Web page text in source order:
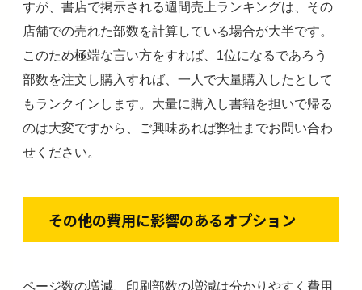
すが、書店で掲示される週間売上ランキングは、その
店舗での売れた部数を計算している場合が大半です。
このため極端な言い方をすれば、1位になるであろう
部数を注文し購入すれば、一人で大量購入したとして
もランクインします。大量に購入し書籍を担いで帰る
のは大変ですから、ご興味あれば弊社までお問い合わ
せください。
その他の費用に影響のあるオプション
ページ数の増減、印刷部数の増減は分かりやすく費用